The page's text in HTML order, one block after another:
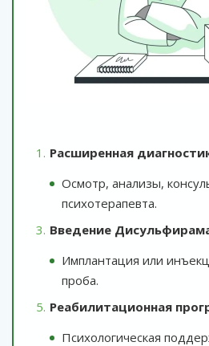
Расширенная
Осмотр, анализы,
психотерапевта.
Введение
Имплантация или
проба.
Реабилитационная
Психологическая